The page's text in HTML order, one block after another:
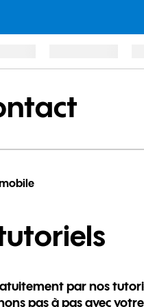
par nos
pas à pas avec